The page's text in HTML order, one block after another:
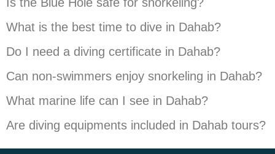
What is the best time to dive in Dahab?
Do I need a diving certificate in Dahab?
Can non-swimmers enjoy snorkeling in Dahab?
What marine life can I see in Dahab?
Are diving equipments included in Dahab tours?